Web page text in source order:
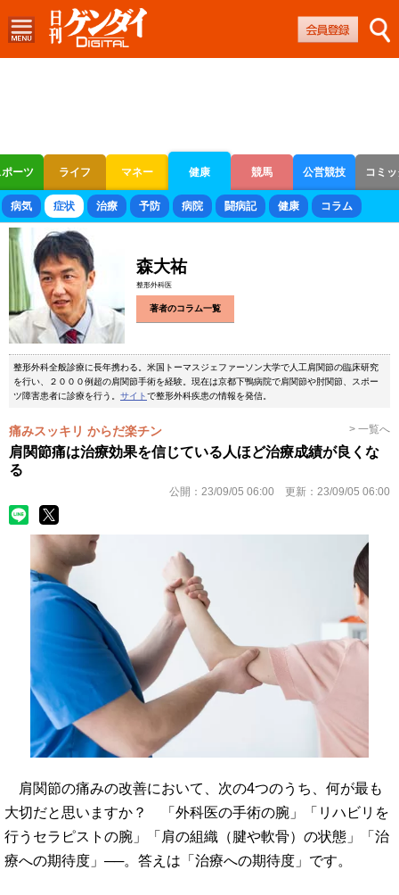
ーツ ライフ マネー 健康 競馬 公営競技 コミ
ボートレース 競輪 オートレース
病気 症状 治療 予防 病院 闘病記 健康 コラム
森大祐
整形外科医
著者のコラム一覧
整形外科全般診療に長年携わる。米国トーマスジェファーソン大学で人工肩関節の臨床研究
を行い、２０００例超の肩関節手術を経験。現在は京都下鴨病院で肩関節や肘関節、スポー
ツ障害患者に診療を行う。 サイトで整形外科疾患の情報を発信。
痛みスッキリ からだ楽チン > 一覧へ
肩関節痛は治療効果を信じている人ほど治療成績が良くな
る
公開： 23/09/05 06:00 更新： 23/09/05 06:00
肩関節の痛みの改善において、次の4つのうち、何が最も
大切だと思いますか？ 「外科医の手術の腕」「リハビリを
行うセラピストの腕」「肩の組織（腱や軟骨）の状態」「治
療への期待度」──。答えは「治療への期待度」です。